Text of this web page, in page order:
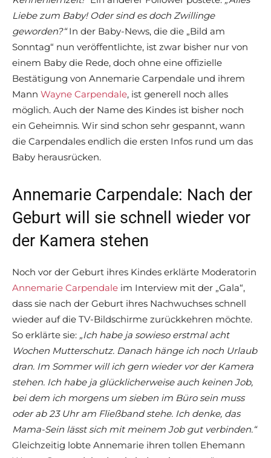
Liebe zum Baby! Oder sind es doch Zwillinge
geworden?“In der Baby-News, die die „Bild am
Sonntag“ nun veröffentlichte, ist zwar bisher nur von
einem Baby die Rede, doch ohne eine offizielle
Bestätigung von Annemarie Carpendale und ihrem
Mann Wayne Carpendale, ist generell noch alles
möglich. Auch der Name des Kindes ist bisher noch
ein Geheimnis. Wir sind schon sehr gespannt, wann
die Carpendales endlich die ersten Infos rund um das
Baby herausrücken.
Annemarie Carpendale: Nach der
Geburt will sie schnell wieder vor
der Kamera stehen
Noch vor der Geburt ihres Kindes erklärte Moderatorin
Annemarie Carpendale im Interview mit der „Gala“,
dass sie nach der Geburt ihres Nachwuchses schnell
wieder auf die TV-Bildschirme zurückkehren möchte.
So erklärte sie: „Ich habe ja sowieso erstmal acht
Wochen Mutterschutz. Danach hänge ich noch Urlaub
dran. Im Sommer will ich gern wieder vor der Kamera
stehen. Ich habe ja glücklicherweise auch keinen Job,
bei dem ich morgens um sieben im Büro sein muss
oder ab 23 Uhr am Fließband stehe. Ich denke, das
Mama-Sein lässt sich mit meinem Job gut verbinden.“
Gleichzeitig lobte Annemarie ihren tollen Ehemann